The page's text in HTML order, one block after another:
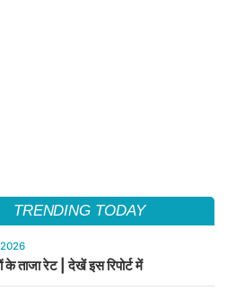
TRENDING TODAY
के ताजा रेट | देखें इस रिपोर्ट में